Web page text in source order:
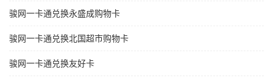
骏网一卡通兑换永盛成购物卡
骏网一卡通兑换北国超市购物卡
骏网一卡通兑换友好卡